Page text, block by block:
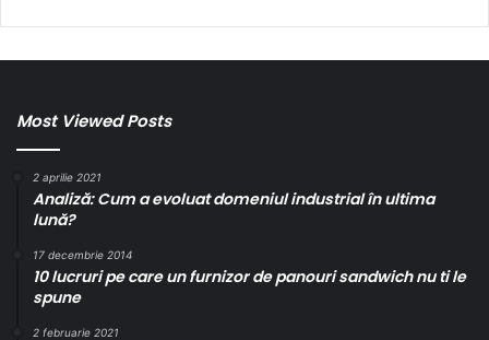
Most Viewed Posts
2 aprilie 2021
Analiză: Cum a evoluat domeniul industrial în ultima
lună?
17 decembrie 2014
10 lucruri pe care un furnizor de panouri sandwich nu ti le
spune
2 februarie 2021